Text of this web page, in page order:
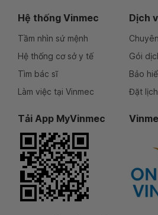
Hệ thống Vinmec
Tầm nhìn sứ mệnh
Hệ thống cơ sở y tế
Tìm bác sĩ
Làm việc tại Vinmec
Dịch
Gói
Bảo
Đặt
Tải App MyVinmec